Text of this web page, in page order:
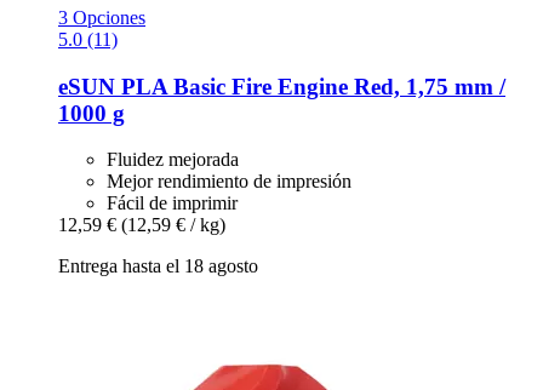
3 Opciones
5.0 (11)
eSUN PLA Basic Fire Engine Red, 1,75 mm /
1000 g
Fluidez mejorada
Mejor rendimiento de impresión
Fácil de imprimir
12,59 € (12,59 € / kg)
Entrega hasta el 18 agosto